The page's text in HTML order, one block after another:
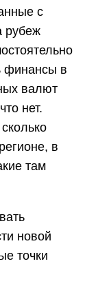
с
рубеж
финансы в
валют
нет.
в
там
новой
точки